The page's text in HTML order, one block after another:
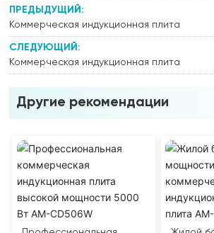
ПРЕДЫДУЩИЙ:
Коммерческая индукционная плита
СЛЕДУЮЩИЙ:
Коммерческая индукционная плита
Другие рекомендации